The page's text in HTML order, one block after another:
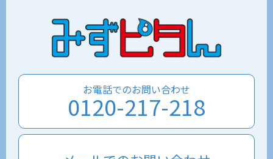
お電話でのお問い合わせ
0120-217-218